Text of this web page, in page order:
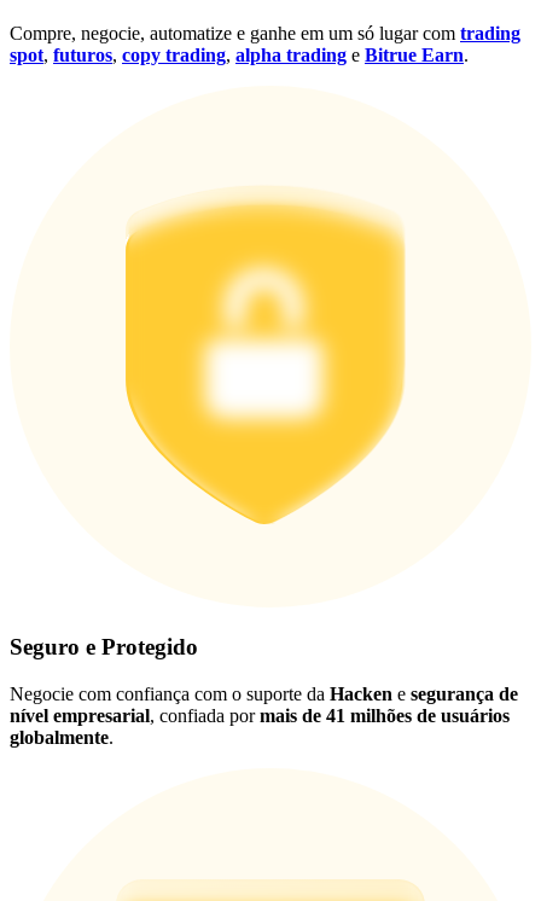
Compre, negocie, automatize e ganhe em um só lugar com trading
spot, futuros, copy trading, alpha trading e Bitrue Earn.
Seguro e Protegido
Negocie com confiança com o suporte da Hacken e segurança de
nível empresarial, confiada pormais de 41 milhões de usuários
globalmente.